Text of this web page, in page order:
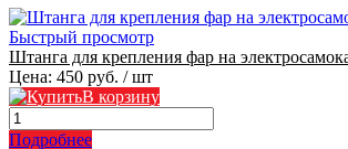
Быстрый просмотр
Штанга для крепления фар на
Цена: 450 руб. / шт
В корзину
Подробнее